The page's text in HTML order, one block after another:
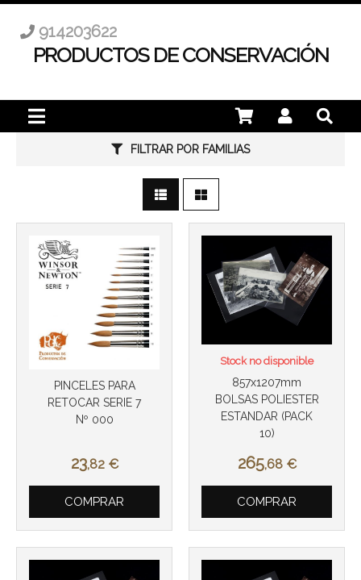
PRODUCTOS DE CONSERVACIÓN
914203622
FILTRAR POR FAMILIAS
PINCELES PARA
RETOCAR SERIE 7
Nº 000
23,82 €
COMPRAR
857x1207mm
BOLSAS POLIESTER
ESTANDAR (PACK
10)
265,68 €
Stock no disponible
COMPRAR
Más info Más info
Más info Más info